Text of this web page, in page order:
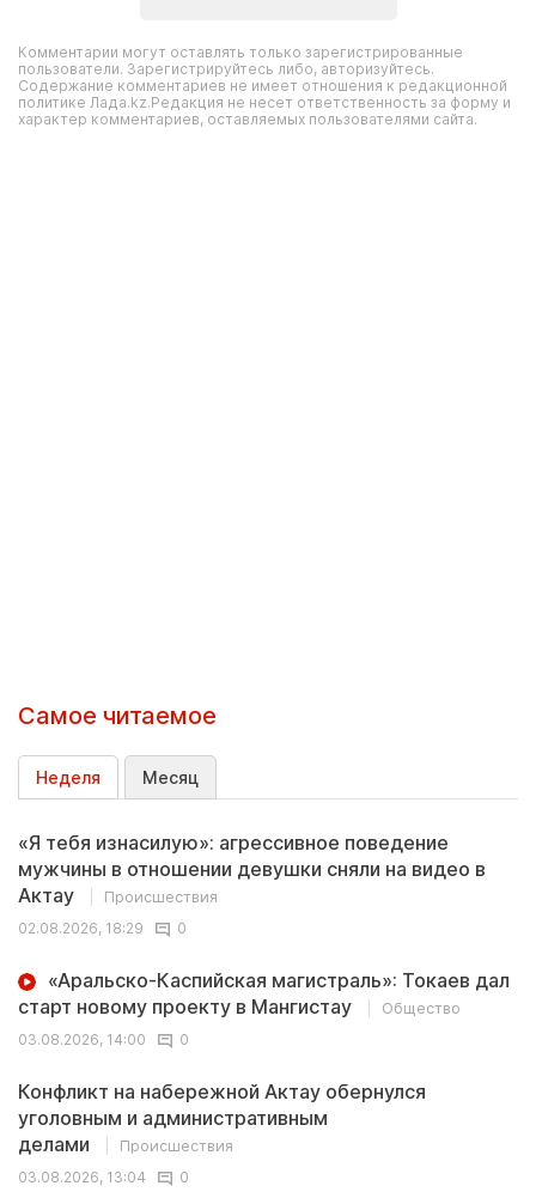
Комментарии могут оставлять только зарегистрированные
пользователи. Зарегистрируйтесь либо, авторизуйтесь.
Содержание комментариев не имеет отношения к редакционной
политике Лада.kz.Редакция не несет ответственность за форму и
характер комментариев, оставляемых пользователями сайта.
Самое читаемое
Неделя Месяц
«Я тебя изнасилую»: агрессивное поведение
мужчины в отношении девушки сняли на видео в
Актау
Происшествия
02.08.2026, 18:29
0
«Аральско-Каспийская магистраль»: Токаев дал
старт новому проекту в Мангистау
Общество
03.08.2026, 14:00
0
Конфликт на набережной Актау обернулся
уголовным и административным
делами
Происшествия
03.08.2026, 13:04
0